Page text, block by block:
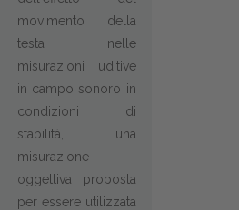
movimento della
testa nelle
misurazioni uditive
in campo sonoro in
condizioni di
stabilità, una
misurazione
oggettiva proposta
per essere utilizzata